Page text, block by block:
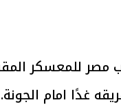
مصر للمعسكر
غدًا امام الجونة.